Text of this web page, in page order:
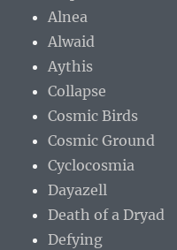
Alnea
Alwaid
Aythis
Collapse
Cosmic Birds
Cosmic Ground
Cyclocosmia
Dayazell
Death of a Dryad
Defying